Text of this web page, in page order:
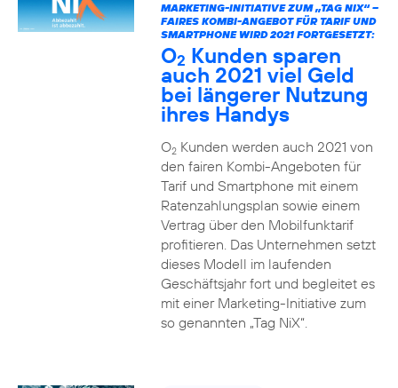
MARKETING-INITIATIVE ZUM „TAG NIX“ –
FAIRES KOMBI-ANGEBOT FÜR TARIF UND
SMARTPHONE WIRD 2021 FORTGESETZT:
O2 Kunden sparen
auch 2021 viel Geld
bei längerer Nutzung
ihres Handys
O2Kunden werden auch 2021 von
den fairen Kombi-Angeboten für
Tarif und Smartphone mit einem
Ratenzahlungsplan sowie einem
Vertrag über den Mobilfunktarif
profitieren. Das Unternehmen setzt
dieses Modell im laufenden
Geschäftsjahr fort und begleitet es
mit einer Marketing-Initiative zum
so genannten „Tag NiX“.